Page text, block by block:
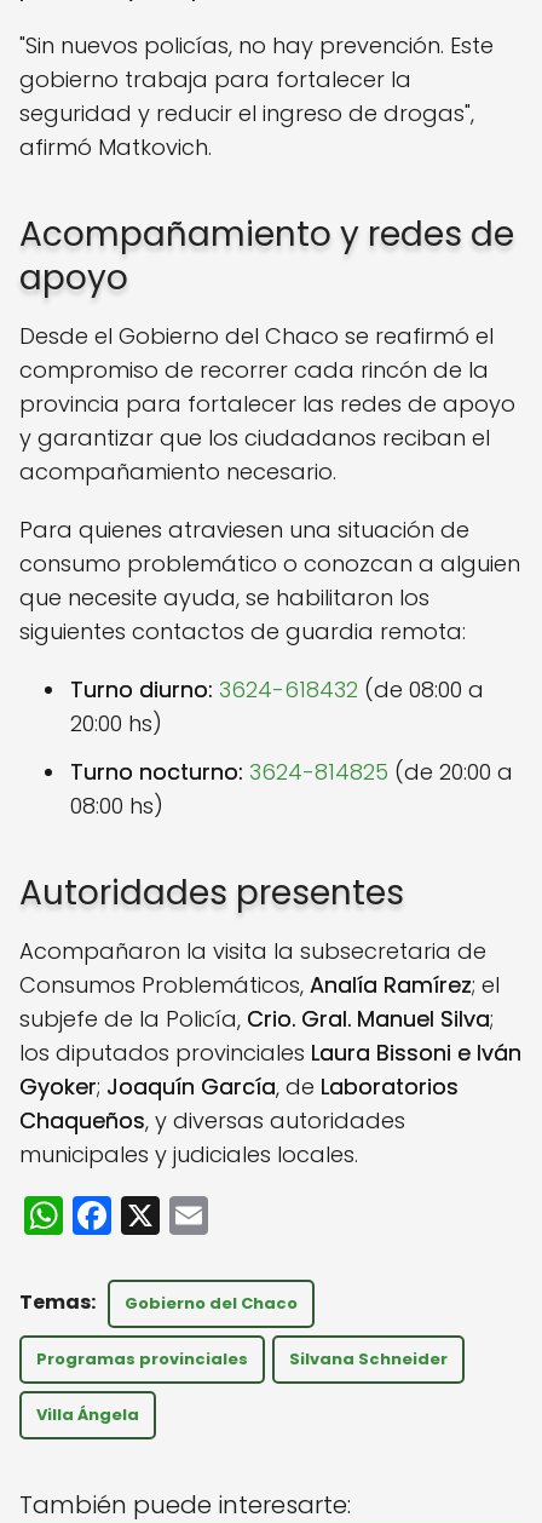
"Sin nuevos policías, no hay prevención. Este
gobierno trabaja para fortalecer la
seguridad y reducir el ingreso de drogas",
afirmó Matkovich.
Acompañamiento y redes de
apoyo
Desde el Gobierno del Chaco se reafirmó el
compromiso de recorrer cada rincón de la
provincia para fortalecer las redes de apoyo
y garantizar que los ciudadanos reciban el
acompañamiento necesario.
Para quienes atraviesen una situación de
consumo problemático o conozcan a alguien
que necesite ayuda, se habilitaron los
siguientes contactos de guardia remota:
Turno diurno: 3624-618432 (de 08:00 a
20:00 hs)
Turno nocturno: 3624-814825 (de 20:00 a
08:00 hs)
Autoridades presentes
Acompañaron la visita la subsecretaria de
Consumos Problemáticos, Analía Ramírez; el
subjefe de la Policía, Crio. Gral. Manuel Silva;
los diputados provinciales Laura Bissoni e Iván
Gyoker; Joaquín García, de Laboratorios
Chaqueños, y diversas autoridades
municipales y judiciales locales.
W
h
a
ts
A
p
p
F
a
c
e
b
o
o
k
X
ai
l
Gobierno del Chaco
Programas provinciales Silvana Schneider
Villa Ángela
También puede interesarte: